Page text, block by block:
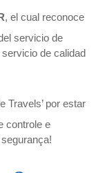
, el cual reconoce
servicio de
de calidad
Travels’ por estar
controle e